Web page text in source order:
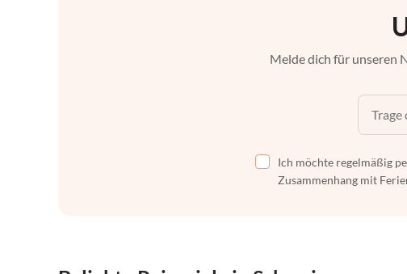
Melde dich für unseren
Ich möchte regelmäßig
Zusammenhang mit